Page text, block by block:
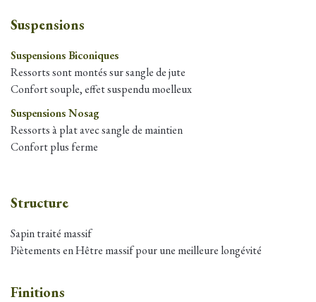
Suspensions
Suspensions Biconiques
Ressorts sont montés sur sangle de jute
Confort souple, effet suspendu moelleux
Suspensions Nosag
Ressorts à plat avec sangle de maintien
Confort plus ferme
Structure
Sapin traité massif
Piètements enHêtre massif pour une meilleure longévité
Finitions